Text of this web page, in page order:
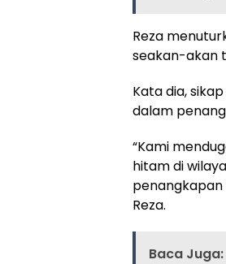
Reza
seakan-akan
Kata dia,
dalam
“Kami
hitam di
Reza.
Baca Juga: